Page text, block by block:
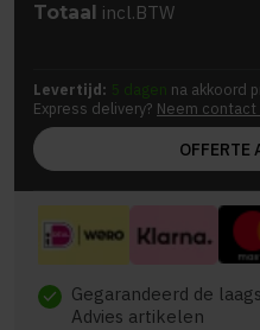
Totaal incl.BTW
Levertijd: 5 dagen na akkoord
Express delivery? Neem contact
OFFERTE
check Gegarandeerd de
Advies artikelen